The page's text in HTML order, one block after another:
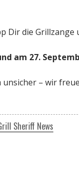
Dir die
am 27.
– wir
Sheriff News